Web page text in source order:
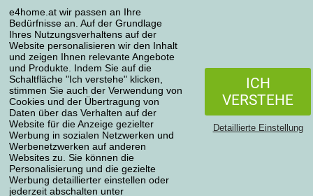
e4home.at wir passen an Ihre
Bedürfnisse an. Auf der Grundlage
Ihres Nutzungsverhaltens auf der
Website personalisieren wir den Inhalt
und zeigen Ihnen relevante Angebote
und Produkte. Indem Sie auf die
Schaltfläche "Ich verstehe" klicken,
stimmen Sie auch der Verwendung von
Cookies und der Übertragung von
Daten über das Verhalten auf der
Website für die Anzeige gezielter
Werbung in sozialen Netzwerken und
Werbenetzwerken auf anderen
Websites zu. Sie können die
Personalisierung und die gezielte
Werbung detaillierter einstellen oder
jederzeit abschalten unter
ICH
VERSTEHE
Detaillierte Einstellung
Transportarten
Zahlungsmethoden
Datenschutzerklärung